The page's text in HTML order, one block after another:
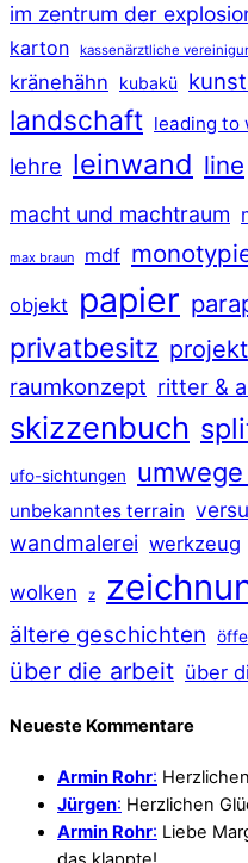
im zentrum der
karton kassenärztliche
kränehähn kubakü
landschaft leading to
lehre leinwand line
macht und machtraum
max braun mdf
objekt papier
privatbesitz projekt
raumkonzept ritter &
skizzenbuch
ufo-sichtungen
unbekanntes terrain
wandmalerei werkzeug
wolken z
ältere geschichten
über die arbeit über
Neueste Kommentare
Armin Rohr:
Jürgen: Herzlichen
Armin Rohr: Liebe